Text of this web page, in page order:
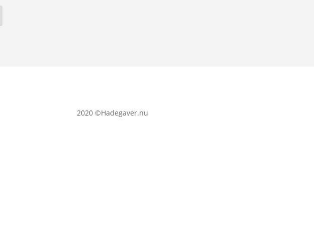
2020 ©Hadegaver.nu